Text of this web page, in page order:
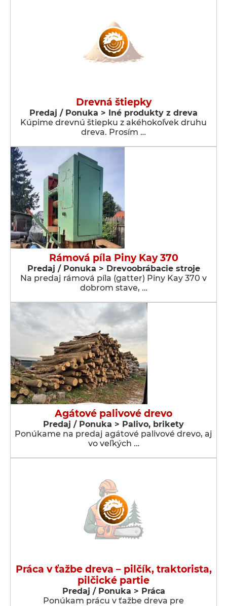
Drevná štiepky
Predaj / Ponuka > Iné produkty z dreva
Kúpime drevnú štiepku z akéhokoľvek druhu
dreva. Prosím …
Rámová píla Piny Kay 370
Predaj / Ponuka > Drevoobrábacie stroje
Na predaj rámová píla (gatter) Piny Kay 370 v
dobrom stave, …
Agátové palivové drevo
Predaj / Ponuka > Palivo, brikety
Ponúkame na predaj agátové palivové drevo, aj
vo veľkých …
Práca v ťažbe dreva – pilčík, traktorista,
pilčické partie
Predaj / Ponuka > Práca
Ponúkam prácu v ťažbe dreva pre